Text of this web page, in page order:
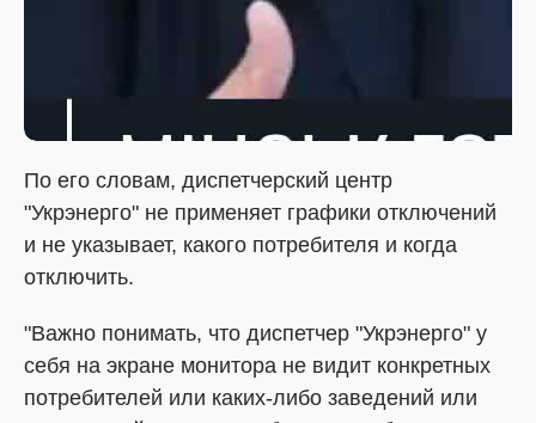
По его словам, диспетчерский центр
"Укрэнерго" не применяет графики отключений
и не указывает, какого потребителя и когда
отключить.
"Важно понимать, что диспетчер "Укрэнерго" у
себя на экране монитора не видит конкретных
потребителей или каких-либо заведений или